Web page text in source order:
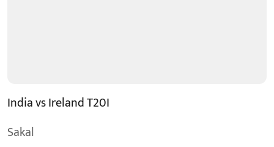
India vs Ireland T20I
Sakal